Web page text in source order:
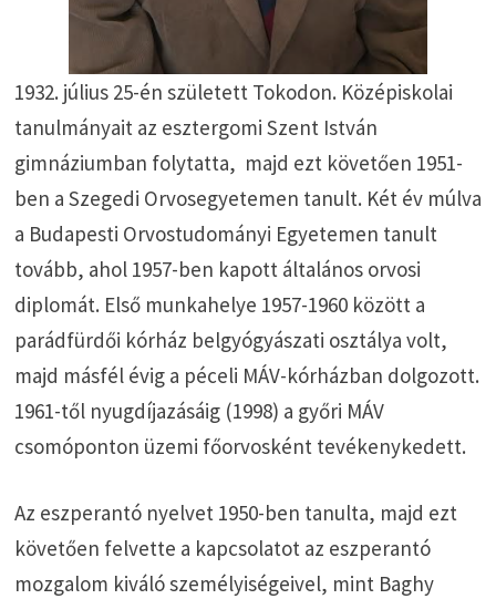
1932. július 25-én született Tokodon. Középiskolai
tanulmányait az esztergomi Szent István
gimnáziumban folytatta, majd ezt követően 1951-
ben a Szegedi Orvosegyetemen tanult. Két év múlva
a Budapesti Orvostudományi Egyetemen tanult
tovább, ahol 1957-ben kapott általános orvosi
diplomát. Első munkahelye 1957-1960 között a
parádfürdői kórház belgyógyászati osztálya volt,
majd másfél évig a péceli MÁV-kórházban dolgozott.
1961-től nyugdíjazásáig (1998) a győri MÁV
csomóponton üzemi főorvosként tevékenykedett.
Az eszperantó nyelvet 1950-ben tanulta, majd ezt
követően felvette a kapcsolatot az eszperantó
mozgalom kiváló személyiségeivel, mint Baghy